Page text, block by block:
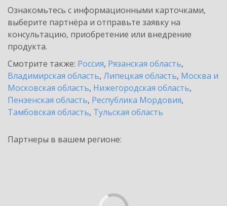
Ознакомьтесь с информационными карточками,
выберите партнёра и отправьте заявку на
консультацию, приобретение или внедрение
продукта.
Смотрите также: Россия, Рязанская область,
Владимирская область, Липецкая область, Москва и
Московская область, Нижегородская область,
Пензенская область, Республика Мордовия,
Тамбовская область, Тульская область
Партнеры в вашем регионе: